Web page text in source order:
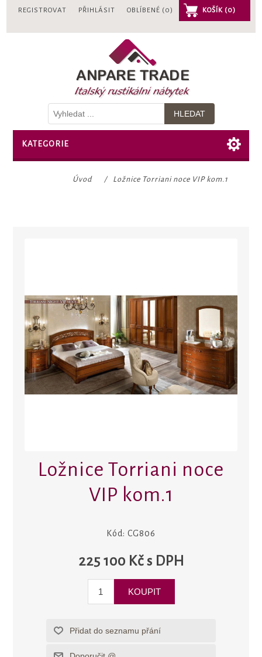
REGISTROVAT PŘIHLÁSIT OBLÍBENÉ (0) KOŠÍK (0)
KATEGORIE
Úvod / Ložnice Torriani noce VIP kom.1
Ložnice Torriani noce
VIP kom.1
Kód: CG806
225 100 Kč s DPH